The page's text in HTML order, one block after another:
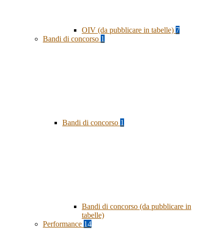
OIV (da pubblicare in tabelle) 7
Bandi di concorso 1
Bandi di concorso 1
Bandi di concorso (da pubblicare in
tabelle)
Performance 14